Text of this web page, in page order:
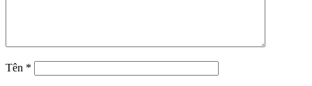
Tên *